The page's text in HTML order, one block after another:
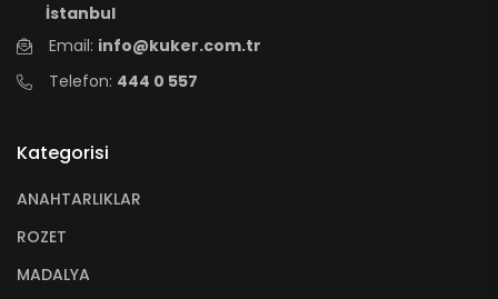
İstanbul
Email: info@kuker.com.tr
Telefon: 444 0 557
Kategorisi
ANAHTARLIKLAR
ROZET
MADALYA